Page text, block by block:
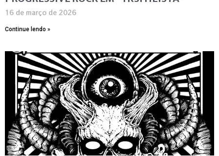
16 de março de 2026
Continue lendo »